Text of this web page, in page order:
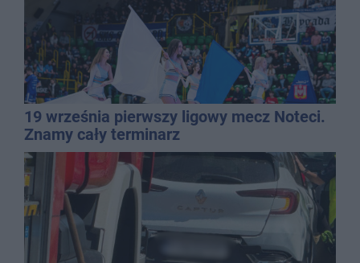
19 września pierwszy ligowy mecz Noteci.
Znamy cały terminarz